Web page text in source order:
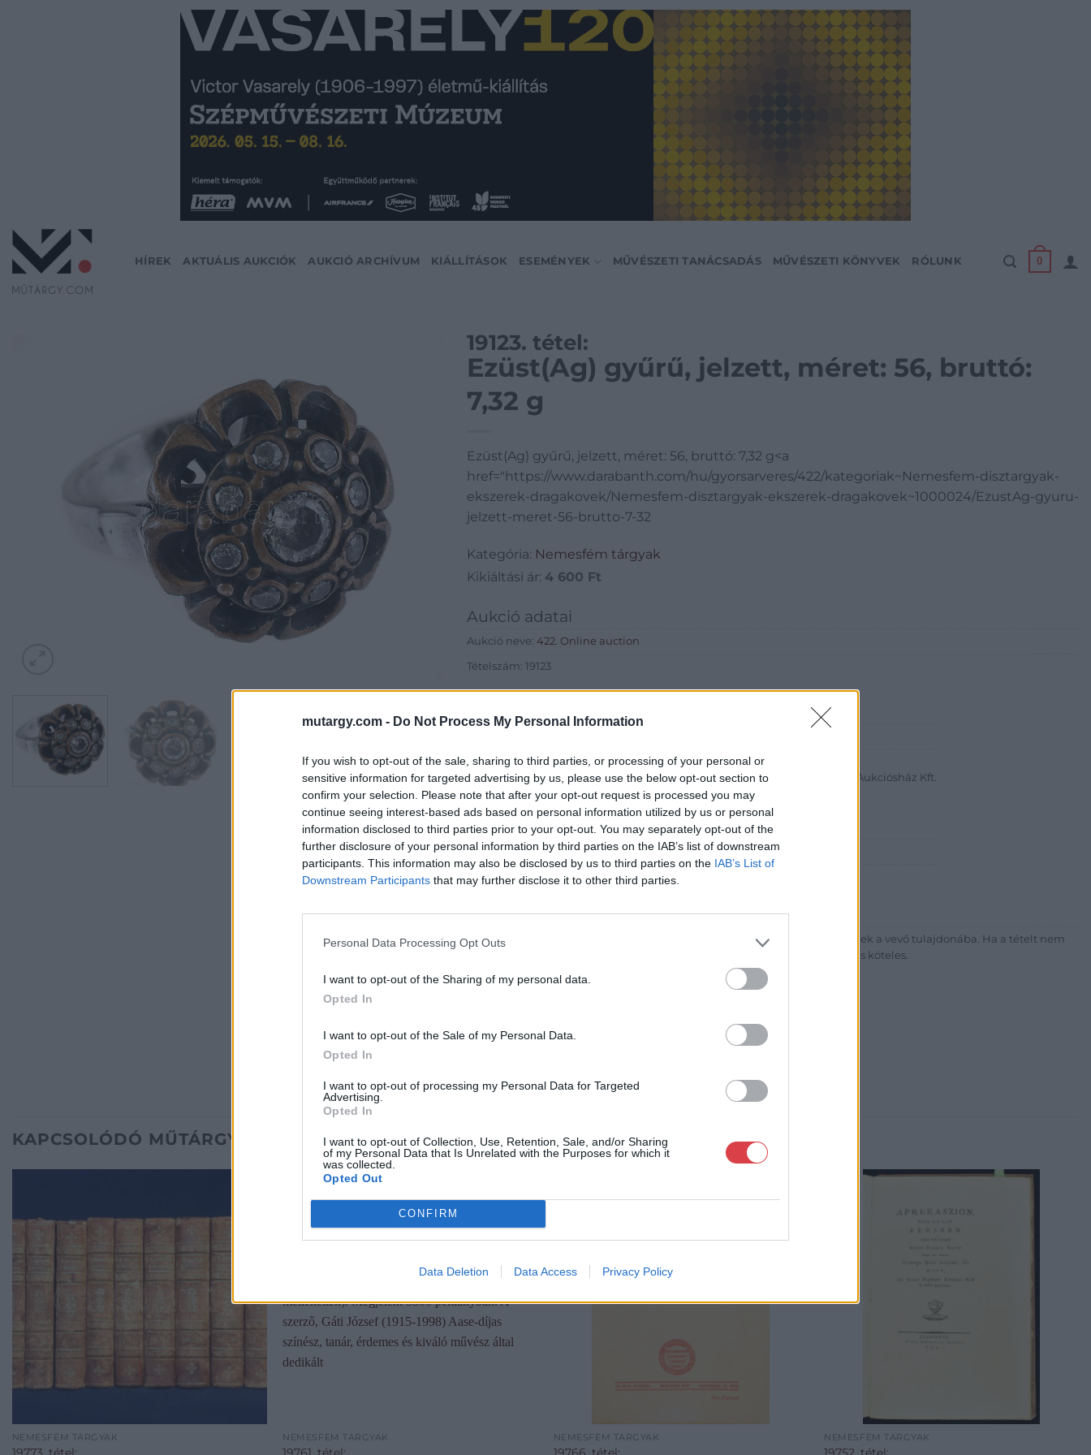
mutargy.com - Do Not Process My Personal Information
If you wish to opt-out of the sale, sharing to third parties, or processing of your personal or
sensitive information for targeted advertising by us, please use the below opt-out section to
confirm your selection. Please note that after your opt-out request is processed you may
continue seeing interest-based ads based on personal information utilized by us or personal
information disclosed to third parties prior to your opt-out. You may separately opt-out of the
further disclosure of your personal information by third parties on the IAB’s list of downstream
participants. This information may also be disclosed by us to third parties on the IAB’s List of
Downstream Participants that may further disclose it to other third parties.
Personal Data Processing Opt Outs
I want to opt-out of the Sharing of my personal data.
Opted In
I want to opt-out of the Sale of my Personal Data.
Opted In
I want to opt-out of processing my Personal Data for Targeted
Advertising.
Opted In
I want to opt-out of Collection, Use, Retention, Sale, and/or Sharing
of my Personal Data that Is Unrelated with the Purposes for which it
was collected.
Opted Out
CONFIRM
Data Deletion Data Access Privacy Policy
HÍREK AKTUÁLIS AUKCIÓK AUKCIÓ ARCHÍVUM KIÁLLÍTÁSOK ESEMÉNYEK MŰVÉSZETI TANÁCSADÁS MŰVÉSZETI KÖNYVEK RÓLUNK 0
19123. tétel:
Ezüst(Ag) gyűrű, jelzett, méret: 56, bruttó:
7,32 g
Ezüst(Ag) gyűrű, jelzett, méret: 56, bruttó: 7,32 g<a
href="https://www.darabanth.com/hu/gyorsarveres/422/kategoriak~Nemesfem-disztargyak-
ekszerek-dragakovek/Nemesfem-disztargyak-ekszerek-dragakovek~1000024/EzustAg-gyuru-
jelzett-meret-56-brutto-7-32
Kategória: Nemesfém tárgyak
Kikiáltási ár: 4 600 Ft
Aukció adatai
Aukció neve: 422. Online auction
Tételszám: 19123
Cím: Csonka Krisztián
Darabanth Bélyegkereskedelmi és Aukciósház Kft.
Budapest
Andrássy út 16.
1061
Telefon: 317-4757, 266-4154, 318-4035
Weboldal:
Bemutatkozás: A tételek a leütési ár + 25% jutalék megfizetése után kerülnek a vevő tulajdonába. Ha a tételt nem
személyesen veszik át, a vevő a postaköltség, biztosítási díj megfizetésére is köteles.
KAPCSOLÓDÓ MŰTÁRGYAK
NEMESFÉM TÁRGYAK NEMESFÉM TÁRGYAK NEMESFÉM TÁRGYAK NEMESFÉM TÁRGYAK